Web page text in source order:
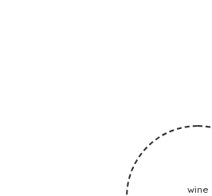
wine